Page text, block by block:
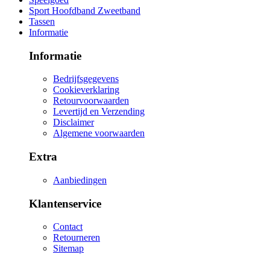
Sport Hoofdband Zweetband
Tassen
Informatie
Informatie
Bedrijfsgegevens
Cookieverklaring
Retourvoorwaarden
Levertijd en Verzending
Disclaimer
Algemene voorwaarden
Extra
Aanbiedingen
Klantenservice
Contact
Retourneren
Sitemap